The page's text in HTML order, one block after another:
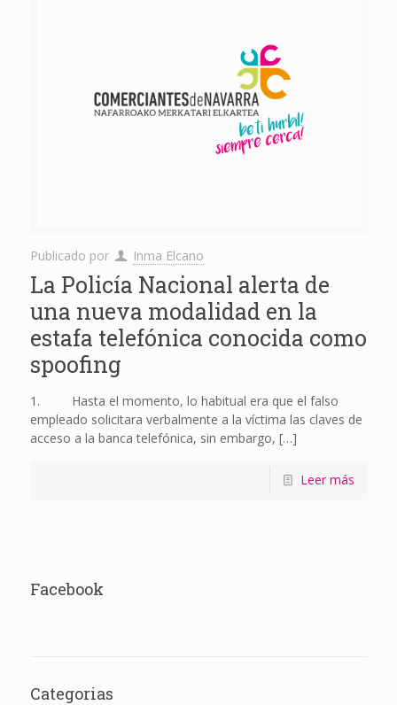
Publicado por Inma Elcano
La Policía Nacional alerta de
una nueva modalidad en la
estafa telefónica conocida como
spoofing
1. Hasta el momento, lo habitual era que el falso
empleado solicitara verbalmente a la víctima las claves de
acceso a la banca telefónica, sin embargo, […]
Leer más
Facebook
Categorias